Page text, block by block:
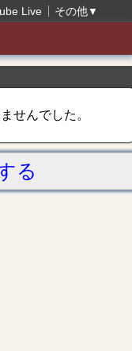
Live その他▼
せんでした。
る